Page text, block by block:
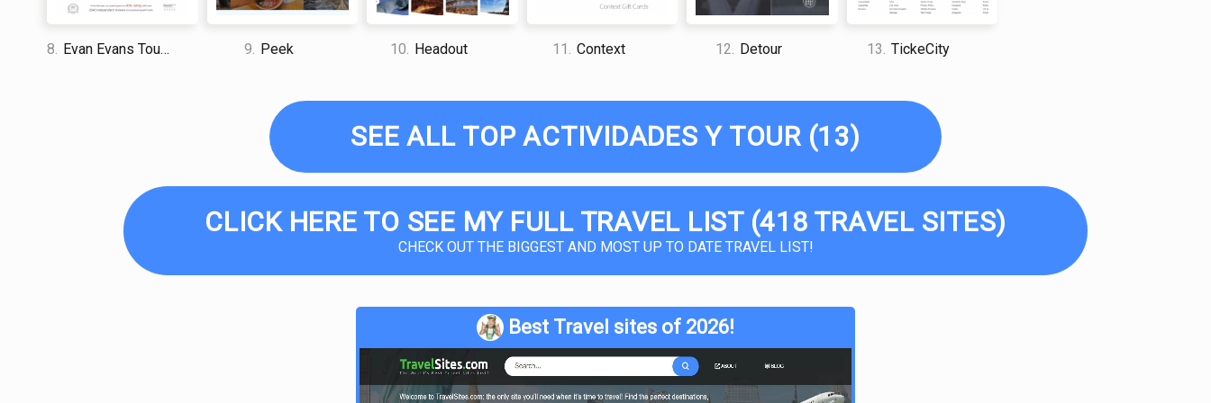
8. Evan Evans Tours 9. Peek 10. Headout 11. Context 12. Detour 13. TickeCity
SEE ALL TOP ACTIVIDADES Y TOUR (13)
CLICK HERE TO SEE MY FULL TRAVEL LIST (418 TRAVEL SITES)
CHECK OUT THE BIGGEST AND MOST UP TO DATE TRAVEL LIST!
Best Travel sites of 2026!